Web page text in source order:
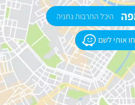
אותי לשם
היכל התרבות נתניה